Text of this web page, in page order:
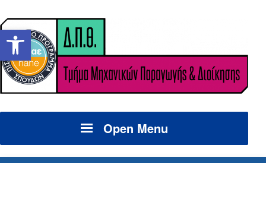
Ανοίξτε τη γραμμή εργαλείων
Open Menu